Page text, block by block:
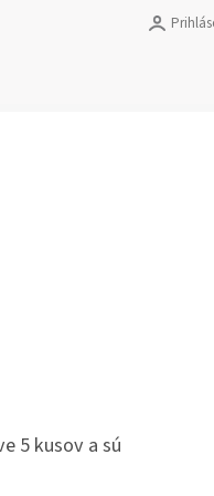
5 kusov a sú